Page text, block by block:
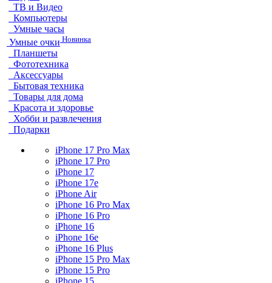
ТВ и Видео
Компьютеры
Умные часы
Умные очки Новинка
Планшеты
Фототехника
Аксессуары
Бытовая техника
Товары для дома
Красота и здоровье
Хобби и развлечения
Подарки
iPhone 17 Pro Max
iPhone 17 Pro
iPhone 17
iPhone 17e
iPhone Air
iPhone 16 Pro Max
iPhone 16 Pro
iPhone 16
iPhone 16e
iPhone 16 Plus
iPhone 15 Pro Max
iPhone 15 Pro